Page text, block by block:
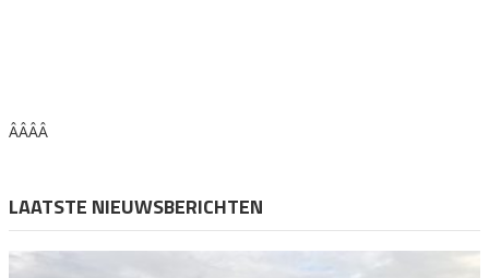
ÂÂÂÂ
LAATSTE NIEUWSBERICHTEN